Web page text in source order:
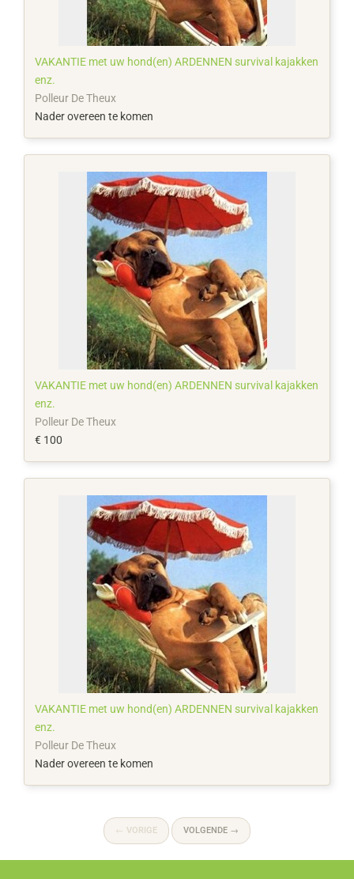
VAKANTIE met uw hond(en) ARDENNEN survival kajakken
enz.
Polleur De Theux
Nader overeen te komen
VAKANTIE met uw hond(en) ARDENNEN survival kajakken
enz.
Polleur De Theux
€ 100
VAKANTIE met uw hond(en) ARDENNEN survival kajakken
enz.
Polleur De Theux
Nader overeen te komen
← VORIGE VOLGENDE →